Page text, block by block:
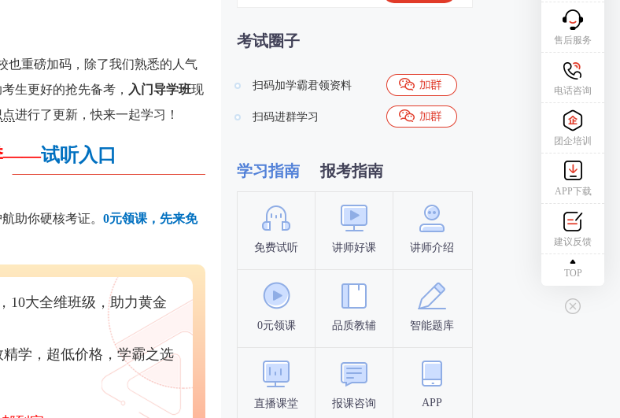
也重磅加码，除了我们熟悉的人气
生更好的抢先备考， 入门导学班现
进行了更新，快来一起学习！
——试听入口
助你硬核考证。 0元领课，先来免
10大全维班级，助力黄金
学，超低价格，学霸之选
考试圈子
扫码加学霸君领资料
扫码进群学习
学习指南 报考指南
免费试听 讲师好课 讲师介绍
0元领课 品质教辅 智能题库
直播课堂 报课咨询 APP
报名时间
售后服务
电话咨询
团企培训
APP下载
建议反馈
TOP